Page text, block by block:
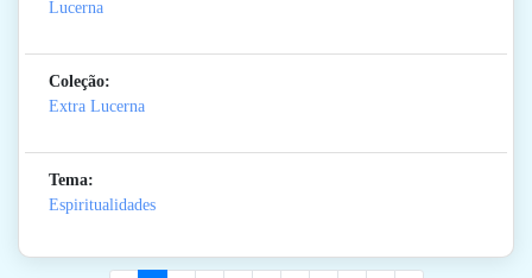
Lucerna
Coleção:
Extra Lucerna
Tema:
Espiritualidades